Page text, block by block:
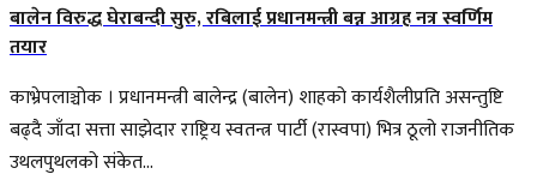
बालेन विरुद्ध घेराबन्दी सुरु, रबिलाई प्रधानमन्त्री बन्न आग्रह नत्र स्वर्णिम
तयार
काभ्रेपलाञ्चोक । प्रधानमन्त्री बालेन्द्र (बालेन) शाहको कार्यशैलीप्रति असन्तुष्टि
बढ्दै जाँदा सत्ता साझेदार राष्ट्रिय स्वतन्त्र पार्टी (रास्वपा) भित्र ठूलो राजनीतिक
उथलपुथलको संकेत...